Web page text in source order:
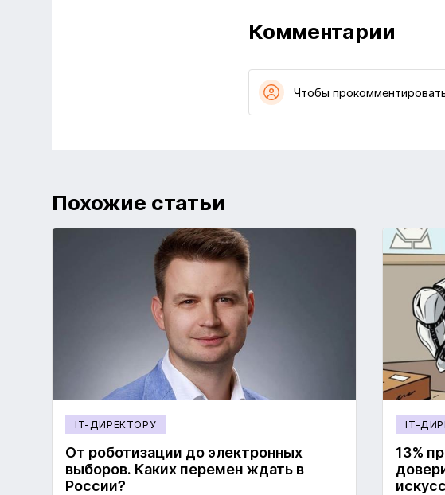
Комментарии
Чтобы
Похожие статьи
IT-ДИРЕКТОРУ
От роботизации до электронных
выборов. Каких перемен ждать в
России?
IT-
13%